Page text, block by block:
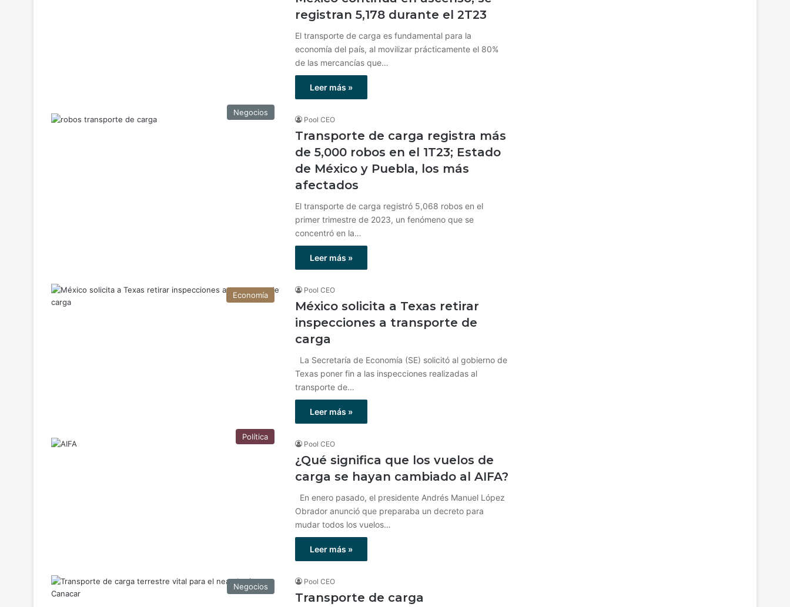
registran 5,178 durante el 2T23
El transporte de carga es fundamental para la
economía del país, al movilizar prácticamente el 80%
de las mercancías que…
Leer más »
Negocios
Pool CEO
Transporte de carga registra más
de 5,000 robos en el 1T23; Estado
de México y Puebla, los más
afectados
El transporte de carga registró 5,068 robos en el
primer trimestre de 2023, un fenómeno que se
concentró en la…
Leer más »
Economía
Pool CEO
México solicita a Texas retirar
inspecciones a transporte de
carga
La Secretaría de Economía (SE) solicitó al gobierno de
Texas poner fin a las inspecciones realizadas al
transporte de…
Leer más »
Política
Pool CEO
¿Qué significa que los vuelos de
carga se hayan cambiado al AIFA?
En enero pasado, el presidente Andrés Manuel López
Obrador anunció que preparaba un decreto para
mudar todos los vuelos…
Leer más »
Negocios
Pool CEO
Transporte de carga